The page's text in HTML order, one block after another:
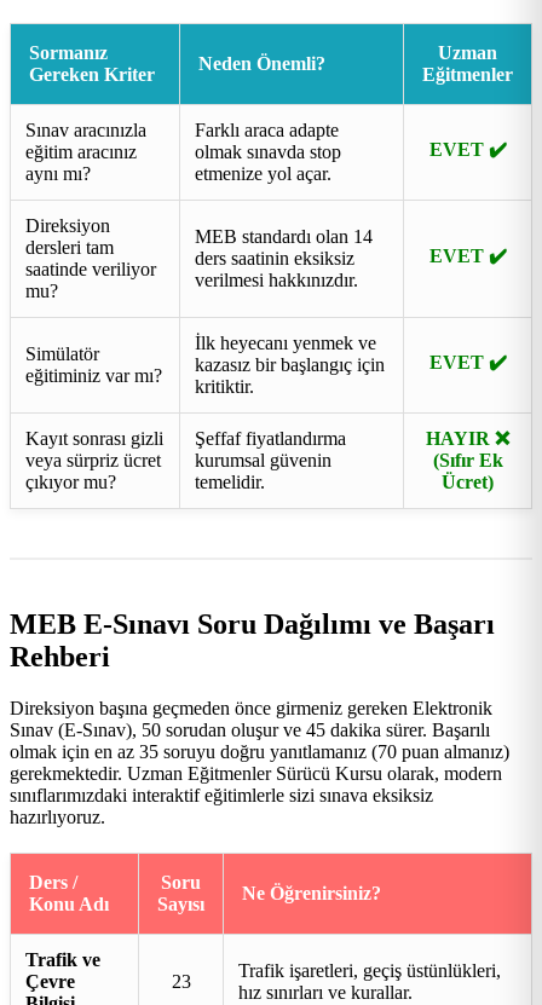
Sormanız
Gereken Kriter
Neden Önemli?
Uzman
Eğitmenler
Sınav aracınızla
eğitim aracınız
aynı mı?
Farklı araca adapte
olmak sınavda stop
etmenize yol açar.
EVET ✔️
Direksiyon
dersleri tam
saatinde veriliyor
mu?
MEB standardı olan 14
ders saatinin eksiksiz
verilmesi hakkınızdır.
EVET ✔️
Simülatör
eğitiminiz var mı?
İlk heyecanı yenmek ve
kazasız bir başlangıç için
kritiktir.
EVET ✔️
Kayıt sonrası gizli
veya sürpriz ücret
çıkıyor mu?
Şeffaf fiyatlandırma
kurumsal güvenin
temelidir.
HAYIR ❌
(Sıfır Ek
Ücret)
MEB E-Sınavı Soru Dağılımı ve Başarı
Rehberi
Direksiyon başına geçmeden önce girmeniz gereken Elektronik
Sınav (E-Sınav), 50 sorudan oluşur ve 45 dakika sürer. Başarılı
olmak için en az 35 soruyu doğru yanıtlamanız (70 puan almanız)
gerekmektedir. Uzman Eğitmenler Sürücü Kursu olarak, modern
sınıflarımızdaki interaktif eğitimlerle sizi sınava eksiksiz
hazırlıyoruz.
Ders /
Konu Adı
Soru
Sayısı
Ne Öğrenirsiniz?
Trafik ve
Çevre
23
Trafik işaretleri, geçiş üstünlükleri,
hız sınırları ve kurallar.